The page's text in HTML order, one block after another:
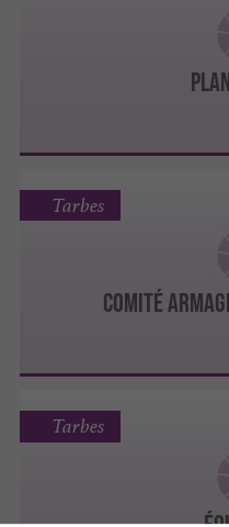
COMITÉ
Tarbes
Tarbes